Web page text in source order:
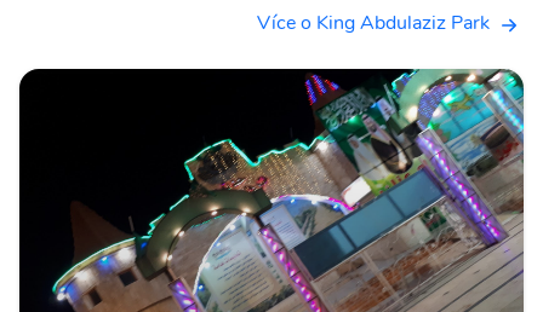
Více o King Abdulaziz Park